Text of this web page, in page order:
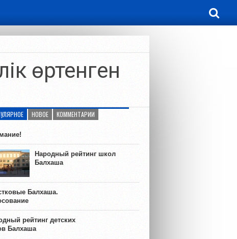
өртенген
НОВОЕ КОММЕНТАРИИ
Народный рейтинг школ
Балхаша
Балхаша.
рейтинг детских
Балхаша